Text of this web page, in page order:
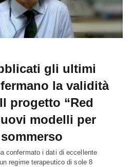
gli ultimi
la validità
progetto “Red
modelli per
confermato i dati di eccellente
regime terapeutico di sole 8